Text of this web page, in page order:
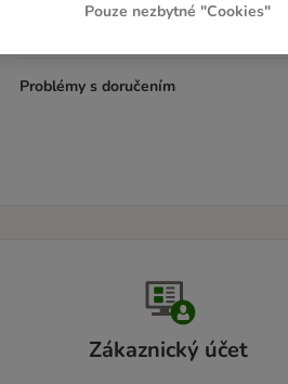
Problémy s doručením
Zákaznický účet
Pouze nezbytné "Cookies"